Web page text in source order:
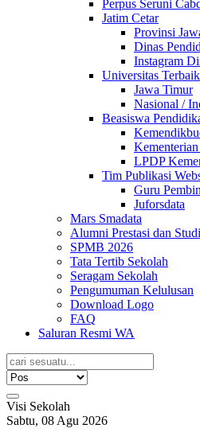
Perpus Seruni
Jatim Cetar
Provinsi
Dinas
Instagram
Universitas Terbaik
Jawa Timur
Nasional /
Beasiswa
LPDP
Tim Publikasi
Guru
Juforsdata
Mars Smadata
Alumni Prestasi dan
SPMB 2026
Tata Tertib Sekolah
Seragam Sekolah
Pengumuman Kelulusan
Download Logo
FAQ
Saluran Resmi WA
Visi Sekolah
Sabtu, 08 Agu 2026